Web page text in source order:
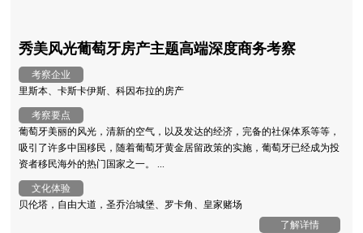
秀美风光葡萄牙房产主题高端深度商务考察
考察企业
里斯本、卡斯卡伊斯、科因布拉的房产
考察要点
葡萄牙美丽的风光，清新的空气，以及发达的经济，完备的社保体系等等，
吸引了许多中国移民，随着葡萄牙黄金居留政策的实施，葡萄牙已经成为投
资者移民海外的热门国家之一。 ...
文化体验
贝伦塔，自由大道，圣乔治城堡、罗卡角、皇家赌场
了解详情